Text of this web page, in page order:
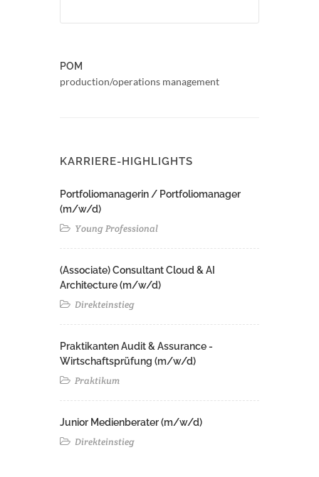
POM
production/operations management
KARRIERE-HIGHLIGHTS
Portfoliomanagerin / Portfoliomanager
(m/w/d)
Young Professional
(Associate) Consultant Cloud & AI
Architecture (m/w/d)​ ​
Direkteinstieg
Praktikanten Audit & Assurance -
Wirtschaftsprüfung (m/w/d)
Praktikum
Junior Medienberater (m/w/d)
Direkteinstieg